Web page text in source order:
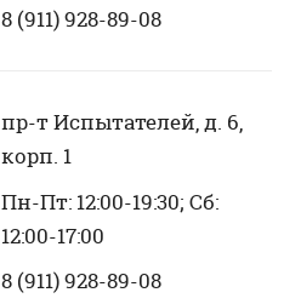
8 (911) 928-89-08
пр-т Испытателей, д. 6,
корп. 1
Пн-Пт: 12:00-19:30; Сб:
12:00-17:00
8 (911) 928-89-08